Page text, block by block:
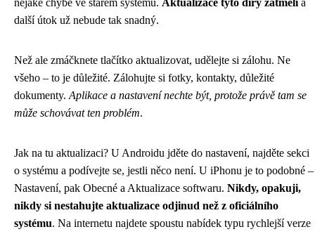
nějaké chybě ve starém systému. Aktualizace tyto díry zatmelía
další útok už nebude tak snadný.
Než ale zmáčknete tlačítko aktualizovat, udělejte si zálohu. Ne
všeho – to je důležité. Zálohujte si fotky, kontakty, důležité
dokumenty. Aplikace a nastavení nechte být, protože právě tam se
může schovávat ten problém.
Jak na tu aktualizaci? U Androidu jděte do nastavení, najděte sekci
o systému a podívejte se, jestli něco není. U iPhonu je to podobné –
Nastavení, pak Obecné a Aktualizace softwaru. Nikdy, opakuji,
nikdy si nestahujte aktualizace odjinud než z oficiálního
systému. Na internetu najdete spoustu nabídek typu rychlejší verze